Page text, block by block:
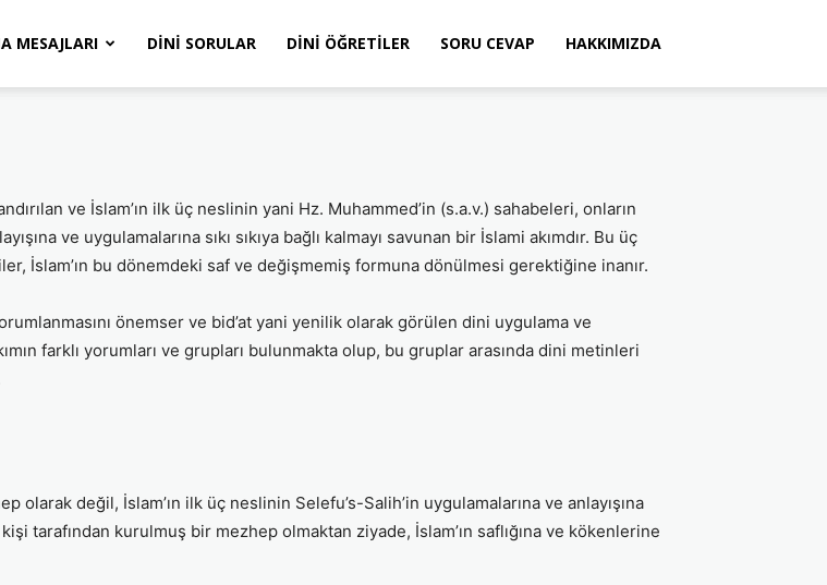
MESAJLARI DINI SORULAR DINI ÖĞRETILER SORU CEVAP HAKKIMIZDA
ve İslam’ın ilk üç neslinin yani Hz. Muhammed’in (s.a.v.) sahabeleri, onların
ve uygulamalarına sıkı sıkıya bağlı kalmayı savunan bir İslami akımdır. Bu üç
İslam’ın bu dönemdeki saf ve değişmemiş formuna dönülmesi gerektiğine inanır.
önemser ve bid’at yani yenilik olarak görülen dini uygulama ve
farklı yorumları ve grupları bulunmakta olup, bu gruplar arasında dini metinleri
değil, İslam’ın ilk üç neslinin Selefu’s-Salih’in uygulamalarına ve anlayışına
tarafından kurulmuş bir mezhep olmaktan ziyade, İslam’ın saflığına ve kökenlerine